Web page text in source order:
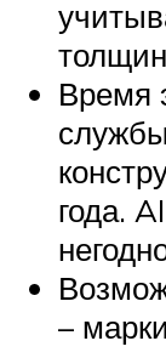
Время
года.
–